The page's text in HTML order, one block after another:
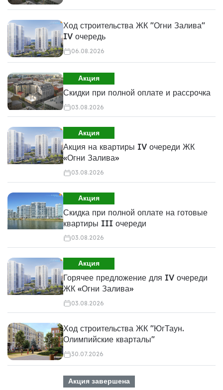
Ход строительства ЖК "Огни Залива"
IV очередь
06.08.2026
Акция
Скидки при полной оплате и рассрочка
03.08.2026
Акция
Акция на квартиры IV очереди ЖК
«Огни Залива»
03.08.2026
Акция
Скидка при полной оплате на готовые
квартиры III очереди
03.08.2026
Акция
Горячее предложение для IV очереди
ЖК «Огни Залива»
03.08.2026
Ход строительства ЖК "ЮгТаун.
Олимпийские кварталы"
30.07.2026
Акция завершена